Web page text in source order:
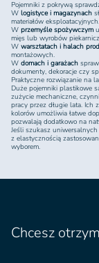
Pojemniki z pokrywą
W logistyce i magazynach
materiałów eksploatacyjnych.
W przemyśle spożywczym
mięs lub wyrobów
W warsztatach i halach
montażowych.
W domach i garażach
dokumenty, dekoracje czy
Praktyczne rozwiązanie na
Duże pojemniki plastikowe
zużycie mechaniczne,
pracy przez długie lata. Ich
kolorów umożliwia łatwe
pozwalają dodatkowo na
Jeśli szukasz
z elastycznością
wyborem.
Chcesz